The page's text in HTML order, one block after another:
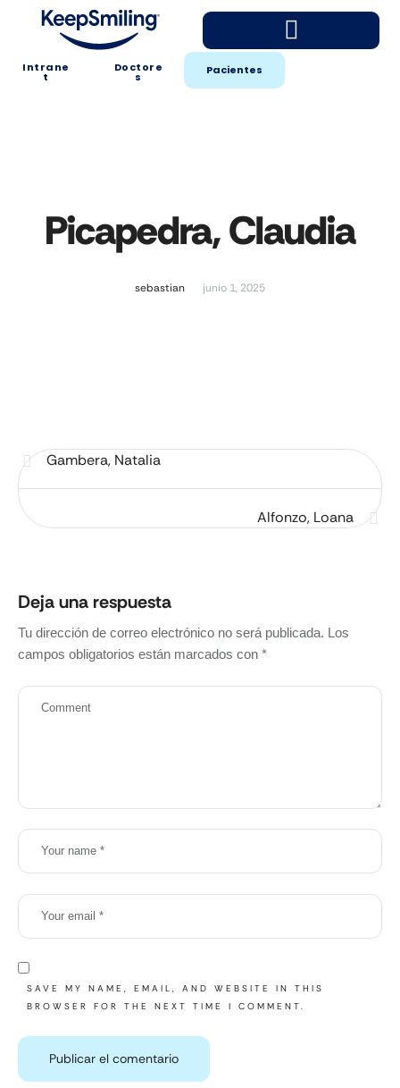
Intrane
t
Doctore
s Pacientes
Picapedra, Claudia
sebastian junio 1, 2025
Gambera, Natalia
Alfonzo, Loana
Deja una respuesta
Tu dirección de correo electrónico no será publicada. Los
campos obligatorios están marcados con *
SAVE MY NAME, EMAIL, AND WEBSITE IN THIS
BROWSER FOR THE NEXT TIME I COMMENT.